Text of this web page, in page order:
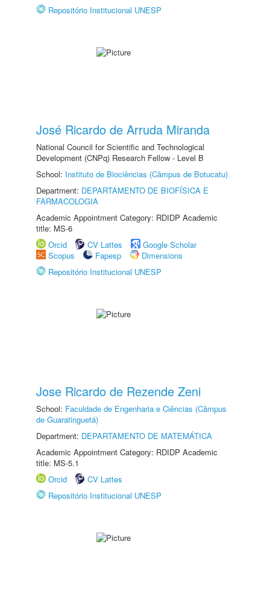
Repositório Institucional UNESP
José Ricardo de Arruda Miranda
National Council for Scientific and Technological
Development (CNPq) Research Fellow - Level B
School: Instituto de Biociências (Câmpus de Botucatu)
Department: DEPARTAMENTO DE BIOFÍSICA E
FARMACOLOGIA
Academic Appointment Category: RDIDP Academic
title: MS-6
Orcid
CV Lattes
Google Scholar
Scopus
Fapesp
Dimensions
Repositório Institucional UNESP
Jose Ricardo de Rezende Zeni
School: Faculdade de Engenharia e Ciências (Câmpus
de Guaratinguetá)
Department: DEPARTAMENTO DE MATEMÁTICA
Academic Appointment Category: RDIDP Academic
title: MS-5.1
Orcid
CV Lattes
Repositório Institucional UNESP